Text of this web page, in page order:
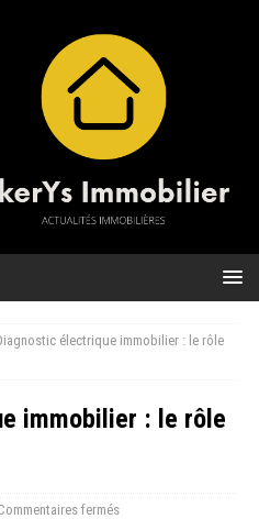
électrique immobilier : le rôle
immobilier : le rôle
fermés